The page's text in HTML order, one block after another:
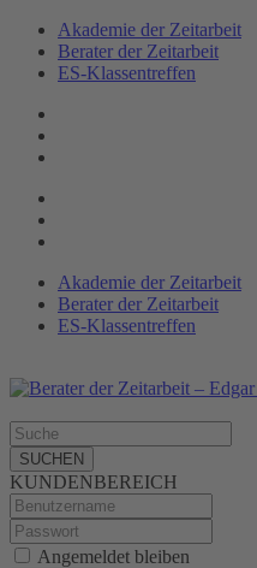
Akademie der Zeitarbeit
Berater der Zeitarbeit
ES-Klassen­treffen
Akademie der Zeitarbeit
Berater der Zeitarbeit
ES-Klassentreffen
SUCHEN
KUNDENBEREICH
Angemeldet bleiben